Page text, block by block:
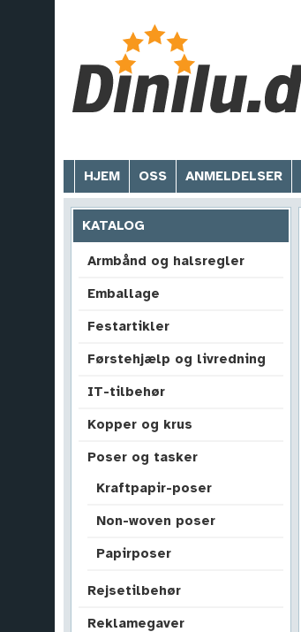
HJEM OSS ANMELDELSER
KATALOG
Armbånd og halsregler
Emballage
Festartikler
Førstehjælp og livredning
IT-tilbehør
Kopper og krus
Poser og tasker
Kraftpapir-poser
Non-woven poser
Papirposer
Rejsetilbehør
Reklamegaver